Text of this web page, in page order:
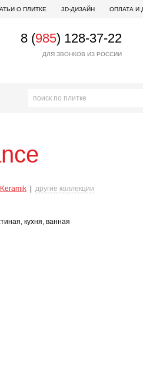
О ПЛИТКЕ 3D-ДИЗАЙН ОПЛАТА И
8 (985) 128-37-22
ДЛЯ ЗВОНКОВ ИЗ РОССИИ
другие коллекции
кухня, ванная